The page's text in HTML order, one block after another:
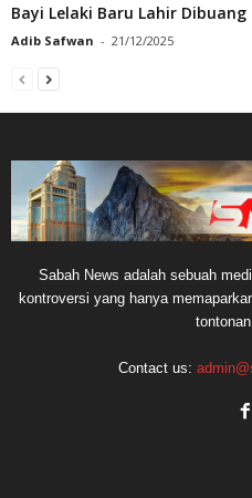
Bayi Lelaki Baru Lahir
Adib Safwan - 21/12/2025
Sabah News adalah sebuah
kontroversi yang hanya
tontonan
Contact us: